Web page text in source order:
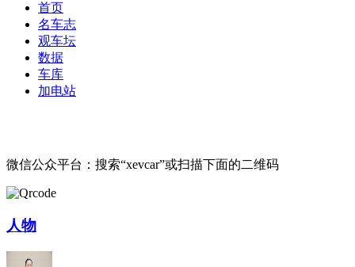
首页
名车志
观车坛
数据
车库
加电站
微信公众平台：搜索“xevcar”或扫描下面的二维码
人物